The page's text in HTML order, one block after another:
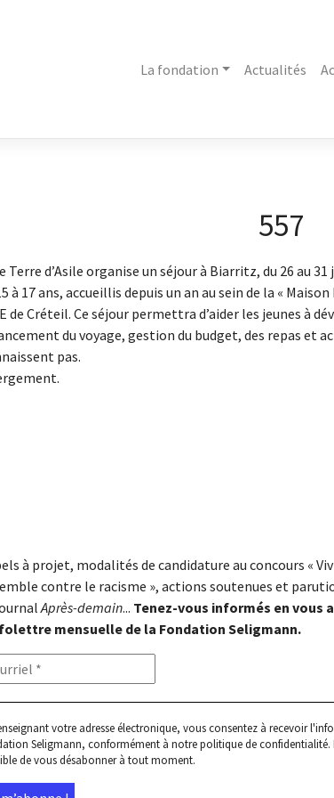
La fondation
Actualités
557
Terre d’Asile organise un séjour à Biarritz, du 26 au
à 17 ans, accueillis depuis un an au sein de la «
de Créteil. Ce séjour permettra d’aider les jeunes à
du voyage, gestion du budget, des repas et
pas.
à projet, modalités de candidature au concours «
contre le racisme », actions soutenues et
Après-demain... Tenez-vous informés en vous
mensuelle de la Fondation Seligmann.
votre adresse électronique, vous consentez à recevoir
Seligmann, conformément à notrepolitique de confidentialité.
de vous désabonner à tout moment.